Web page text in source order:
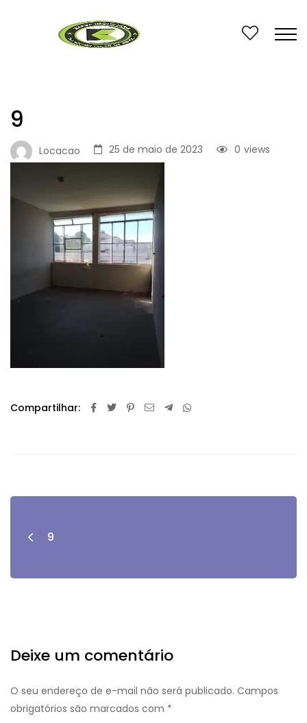
9
Locacao 25 de maio de 2023 views
0
Compartilhar:
9
Deixe um comentário
O seu endereço de e-mail não será publicado. Campos
obrigatórios são marcados com *